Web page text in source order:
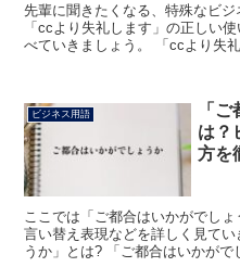
先輩に聞きたくなる、特殊なビジ
「ccより失礼します」の正しい
べていきましょう。 「ccより失
ビジネス用語
「
は？
方を
ここでは「ご都合はいかがでしょ
言い替え表現などを詳しく見て
うか」とは? 「ご都合はいかが